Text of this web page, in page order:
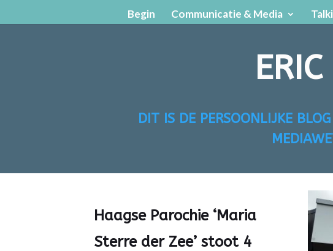
Begin Communicatie & Media
DIT IS DE PERSOONLIJKE
Haagse Parochie ‘Maria
Sterre der Zee’ stoot 4